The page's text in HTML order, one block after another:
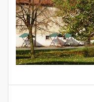
unserer
Datenschutzerklärung
oder
dem
Impressum